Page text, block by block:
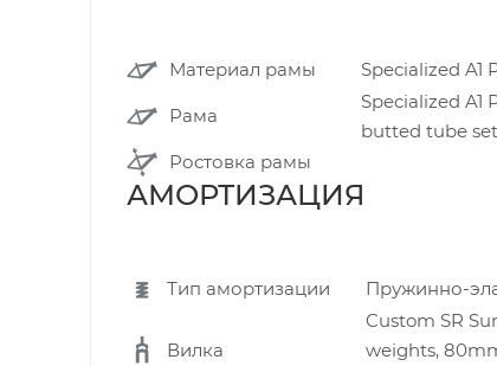
Материал рамы Specialized
Рама
Specialized
butted tube
Ростовка рамы
АМОРТИЗАЦИЯ
Тип амортизации Пружинно-
Вилка
Custom SR
weights,